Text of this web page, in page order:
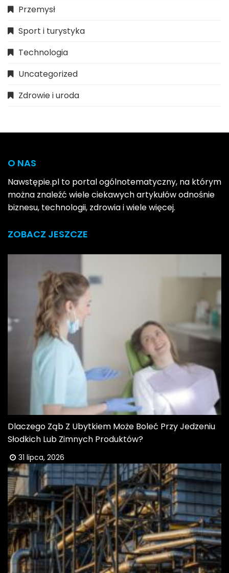
Przemysł
Sport i turystyka
Technologia
Uncategorized
Zdrowie i uroda
O NAS
Nawstępie.pl to portal ogólnotematyczny, na którym
można znaleźć wiele ciekawych artykułów odnośnie
biznesu, technologii, zdrowia i wiele więcej.
ZOBACZ JESZCZE
Dlaczego Ząb Z Ubytkiem Może Boleć Przy Jedzeniu
Słodkich Lub Zimnych Produktów?
31 lipca, 2026